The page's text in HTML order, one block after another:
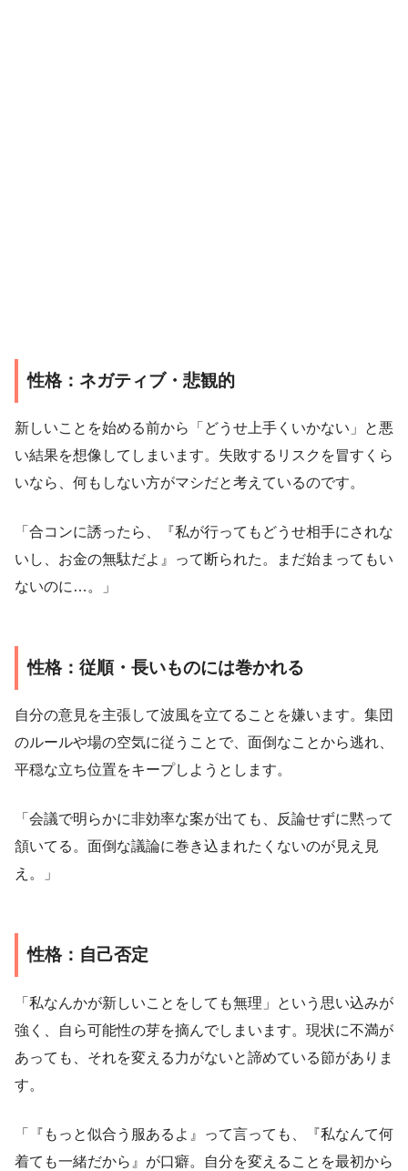
性格：ネガティブ・悲観的
新しいことを始める前から「どうせ上手くいかない」と悪
い結果を想像してしまいます。失敗するリスクを冒すくら
いなら、何もしない方がマシだと考えているのです。
「合コンに誘ったら、『私が行ってもどうせ相手にされな
いし、お金の無駄だよ』って断られた。まだ始まってもい
ないのに…。」
性格：従順・長いものには巻かれる
自分の意見を主張して波風を立てることを嫌います。集団
のルールや場の空気に従うことで、面倒なことから逃れ、
平穏な立ち位置をキープしようとします。
「会議で明らかに非効率な案が出ても、反論せずに黙って
頷いてる。面倒な議論に巻き込まれたくないのが見え見
え。」
性格：自己否定
「私なんかが新しいことをしても無理」という思い込みが
強く、自ら可能性の芽を摘んでしまいます。現状に不満が
あっても、それを変える力がないと諦めている節がありま
す。
「『もっと似合う服あるよ』って言っても、『私なんて何
着ても一緒だから』が口癖。自分を変えることを最初から